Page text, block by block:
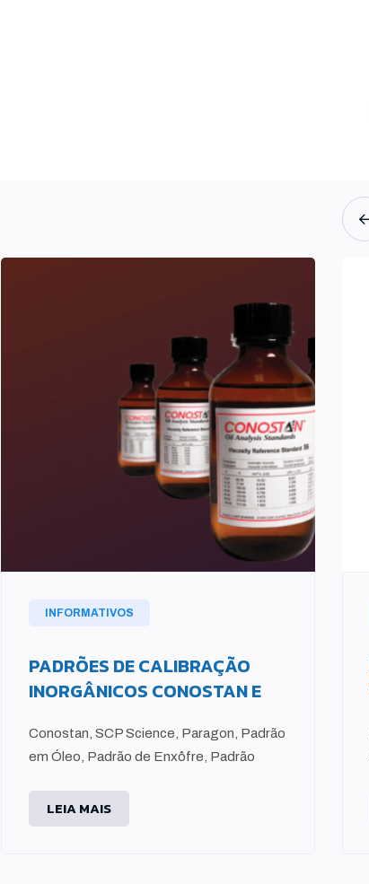
INFORMATIVOS
PADRÕES DE CALIBRAÇÃO
INORGÂNICOS CONOSTAN E
Conostan, SCP Science, Paragon, Padrão
em Óleo, Padrão de Enxôfre, Padrão
LEIA MAIS